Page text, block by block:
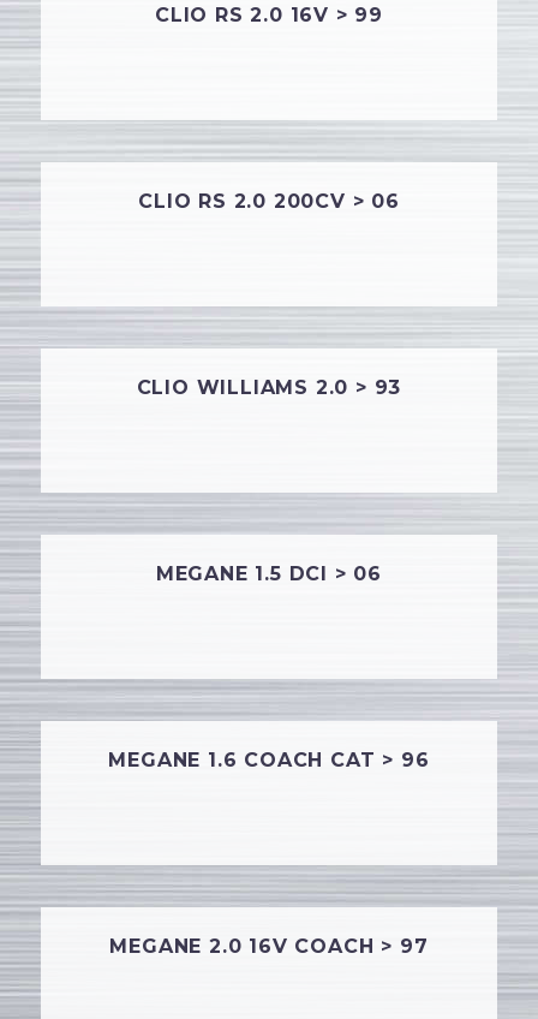
CLIO RS 2.0 16V > 99
CLIO RS 2.0 200CV > 06
CLIO WILLIAMS 2.0 > 93
MEGANE 1.5 DCI > 06
MEGANE 1.6 COACH CAT > 96
MEGANE 2.0 16V COACH > 97